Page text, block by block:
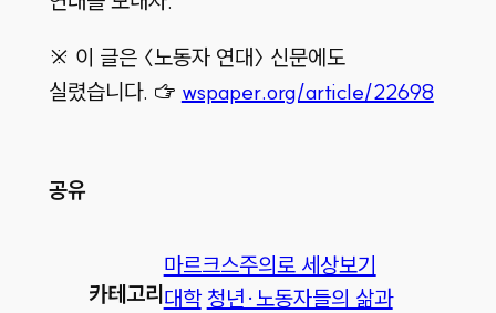
※ 이 글은 〈노동자 연대〉 신문에도
실렸습니다. ☞ wspaper.org/article/22698
공유
카테고리
마르크스주의로 세상보기
대학 청년·노동자들의 삶과